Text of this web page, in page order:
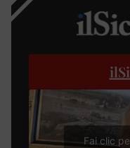
Fai clic